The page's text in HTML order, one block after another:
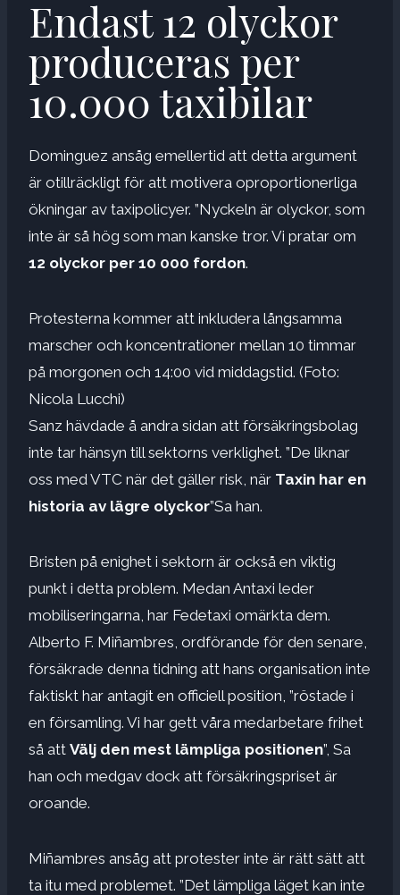
Endast 12 olyckor
produceras per
10.000 taxibilar
Dominguez ansåg emellertid att detta argument
är otillräckligt för att motivera oproportionerliga
ökningar av taxipolicyer. ”Nyckeln är olyckor, som
inte är så hög som man kanske tror. Vi pratar om
12 olyckor per 10 000 fordon.
Protesterna kommer att inkludera långsamma
marscher och koncentrationer mellan 10 timmar
på morgonen och 14:00 vid middagstid. (Foto:
Nicola Lucchi)
Sanz hävdade å andra sidan att försäkringsbolag
inte tar hänsyn till sektorns verklighet. ”De liknar
oss med VTC när det gäller risk, när Taxin har en
historia av lägre olyckor”Sa han.
Bristen på enighet i sektorn är också en viktig
punkt i detta problem. Medan Antaxi leder
mobiliseringarna, har Fedetaxi omärkta dem.
Alberto F. Miñambres, ordförande för den senare,
försäkrade denna tidning att hans organisation inte
faktiskt har antagit en officiell position, ”röstade i
en församling. Vi har gett våra medarbetare frihet
så att Välj den mest lämpliga positionen”, Sa
han och medgav dock att försäkringspriset är
oroande.
Miñambres ansåg att protester inte är rätt sätt att
ta itu med problemet. ”Det lämpliga läget kan inte